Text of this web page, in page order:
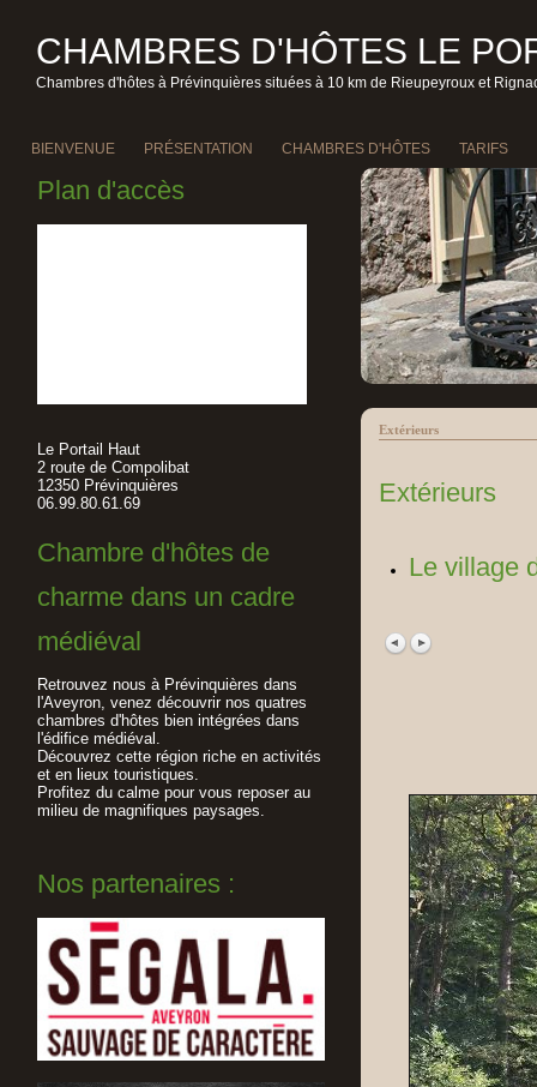
CHAMBRES D'HÔTES LE
Chambres d'hôtes à Prévinquières situées à 10 km de Rieupeyroux et
BIENVENUE PRÉSENTATION CHAMBRES D'HÔTES TARIFS
Plan d'accès
Le Portail Haut
2 route de Compolibat
12350 Prévinquières
06.99.80.61.69
Chambre d'hôtes de
charme dans un cadre
médiéval
Retrouvez nous à Prévinquières dans
l'Aveyron, venez découvrir nos quatres
chambres d'hôtes bien intégrées dans
l'édifice médiéval.
Découvrez cette région riche en activités
et en lieux touristiques.
Profitez du calme pour vous reposer au
milieu de magnifiques paysages.
Nos partenaires :
Extérieurs
Extérieurs
Le village